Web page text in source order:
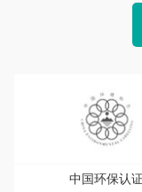
中国环保认证